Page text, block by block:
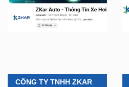
CÔNG TY TNHH ZKAR